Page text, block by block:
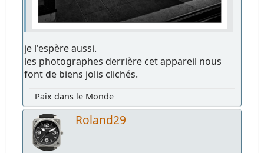
je l'espère aussi.
les photographes derrière cet appareil nous
font de biens jolis clichés.
Paix dans le Monde
Roland29